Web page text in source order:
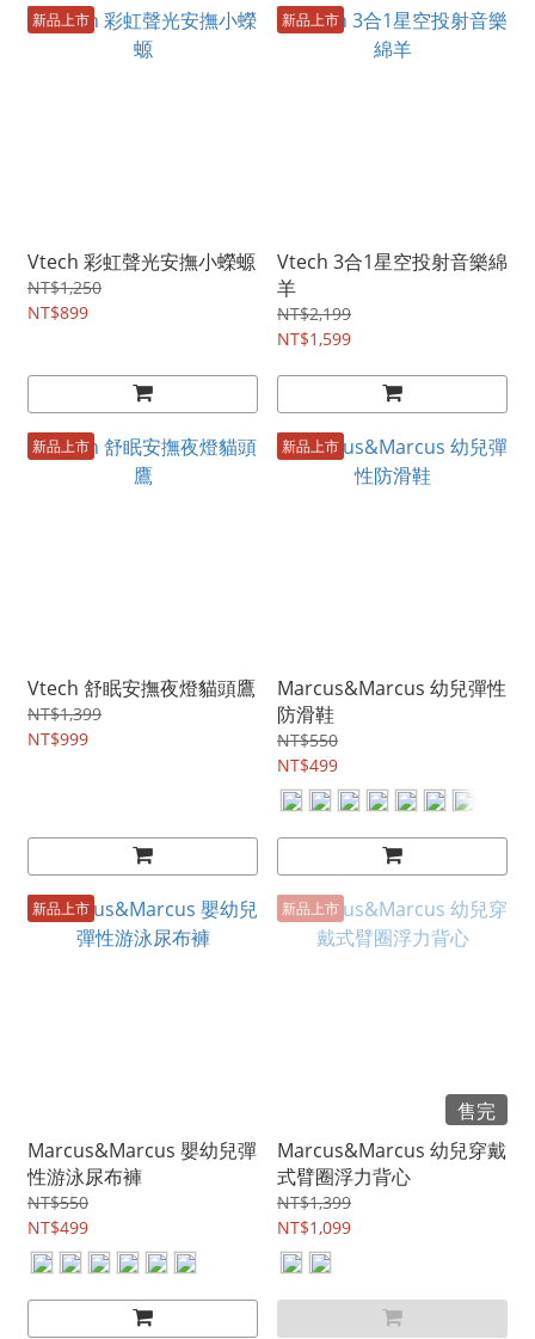
新品上市
Vtech 彩虹聲光安撫小蠑螈
NT$1,250
NT$899
新品上市
Vtech 3合1星空投射音樂綿
羊
NT$2,199
NT$1,599
新品上市
Vtech 舒眠安撫夜燈貓頭鷹
NT$1,399
NT$999
新品上市
Marcus&Marcus 幼兒彈性
防滑鞋
NT$550
NT$499
新品上市
Marcus&Marcus 嬰幼兒彈
性游泳尿布褲
NT$550
NT$499
新品上市
售完
Marcus&Marcus 幼兒穿戴
式臂圈浮力背心
NT$1,399
NT$1,099